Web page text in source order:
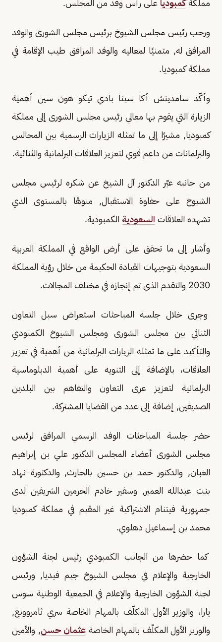
مملكةكمبوديا على رأس وفد من المجلس.
ورحب رئيس مجلس الشيوخ برئيس مجلس الشورى والوفد
المرافق له, متمنيًا لمعاليه والوفد المرافق طيب الإقامة في
مملكة كمبوديا.
وأكّد سامديتش أكا سينا بادي تيكو هون سين أهمية
الزيارة التي يقوم بها معالي رئيس مجلس الشورى إلى مملكة
كمبوديا, مشيرًا إلى ما تمثله الزيارات الرسمية بين المجالس
والبرلمانات من داعم قوي لتعزيز العلاقات البرلمانية والثنائية.
من جانبه عبّر الدكتور آل الشيخ عن شكره لرئيس مجلس
الشيوخ على حفاوة الاستقبال, منوهًا بالمستوى الذي
تشهده العلاقات السعودية الكمبودية.
وأشار إلى ما تحقق على أرض الواقع في المملكة العربية
السعودية بتوجيهات القيادة الحكيمة من خلال رؤية المملكة
2030 والتقدم الذي تم إنجازه في مختلف المجالات.
وجرى خلال جلسة المباحثات استعراض سبل التعاون
الثنائي بين مجلس الشورى ومجلس الشيوخ الكمبودي
والتأكيد على ما تمثله الزيارات البرلمانية من أهمية في تعزيز
العلاقات، بالإضافة إلى التنويه على أهمية الدبلوماسية
البرلمانية لتعزيز عرى التعاون والتفاهم بين البلدين
الصديقين, إضافة إلى عدد من القضايا المشتركة.
حضر جلسة المباحثات الوفد الرسمي المرافق لرئيس
مجلس الشورى أعضاء المجلس الدكتور علي بن إبراهيم
الغبان, والدكتور حمد بن حسين بالحارث, والدكتورة نهاد
بنت عبدالله العمير, وسفير خادم الحرمين الشريفين لدى
جمهورية فيتنام الاشتراكية غير المقيم في مملكة كمبوديا
محمد بن إسماعيل دهلوي.
كما حضرها من الجانب الكمبودي رئيس لجنة الشؤون
الخارجية والإعلام في مجلس الشيوخ جيم فيديا, ورئيس
لجنة الشؤون الخارجية والإعلام في الجمعية الوطنية سوس
يارا، والوزير الأول المكلّف بالمهام الخاصة سري ثامروونغ,
والوزير الأول المكلّف بالمهام الخاصة عثمان حسن, والأمين